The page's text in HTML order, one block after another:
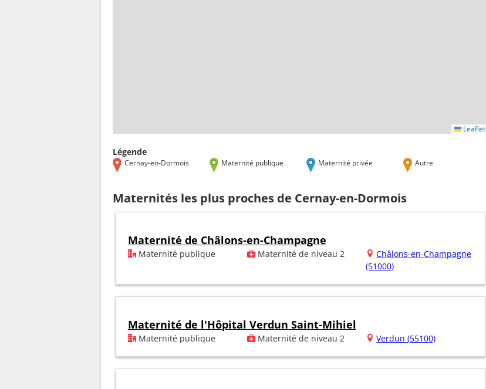
Leaflet
Légende
Cernay-en-Dormois Maternité publique Maternité privée Autre
Maternités les plus proches de Cernay-en-Dormois
Maternité de Châlons-en-Champagne
Maternité publique Maternité de niveau 2
Châlons-en-Champagne
(51000)
Maternité de l'Hôpital Verdun Saint-Mihiel
Maternité publique Maternité de niveau 2 Verdun (55100)